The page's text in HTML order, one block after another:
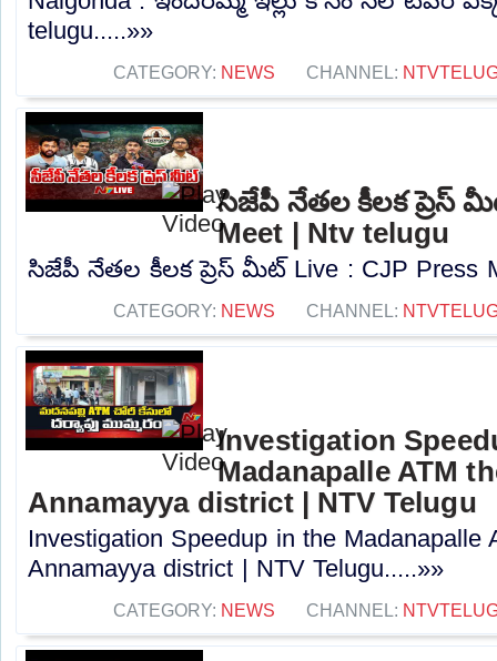
telugu.....»»
CATEGORY: NEWS CHANNEL:
సిజేపీ నేతల కీలక ప్రెస్
Meet | Ntv telugu
సిజేపీ నేతల కీలక ప్రెస్ మీట్ Live : CJP Press
CATEGORY: NEWS CHANNEL:
Investigation
Madanapalle ATM
Annamayya district | NTV Telugu
Investigation Speedup in the Madanapalle
Annamayya district | NTV Telugu.....»»
CATEGORY: NEWS CHANNEL: